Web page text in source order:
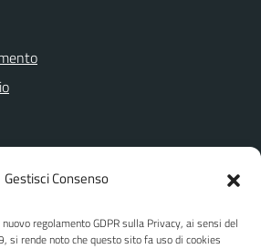
Gestisci Consenso
regolamento GDPR sulla Privacy, ai sensi del
si rende noto che questo sito fa uso di cookies